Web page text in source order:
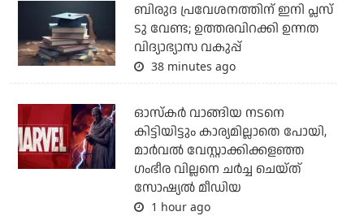
ബിരുദ പ്രവേശനത്തിന് ഇനി പ്ലസ്
ടു വേണ്ട; ഉത്തരവിറക്കി ഉന്നത
വിദ്യാഭ്യാസ വകുപ്പ്
38 minutes ago
ഓസ്‌കര്‍ വാങ്ങിയ നടനെ
കിട്ടിയിട്ടും കാര്യമില്ലാതെ പോയി,
മാര്‍വല്‍ വേസ്റ്റാക്കിക്കളഞ്ഞ
ഗംഭീര വില്ലനെ ചര്‍ച്ച ചെയ്ത്
സോഷ്യല്‍ മീഡിയ
1 hour ago